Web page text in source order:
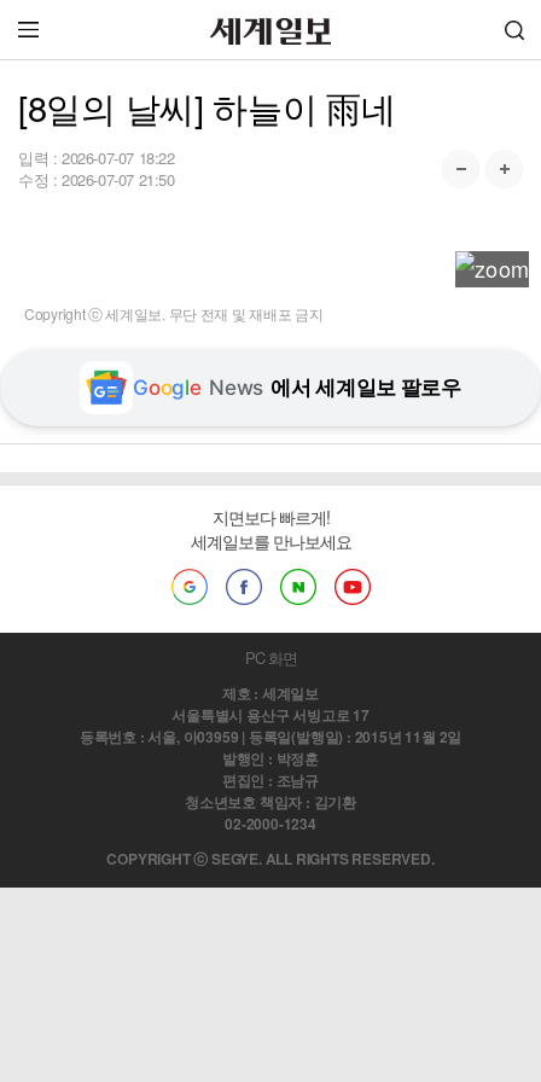
[8일의 날씨] 하늘이 雨네
입력 : 2026-07-07 18:22
수정 : 2026-07-07 21:50
Copyright ⓒ 세계일보. 무단 전재 및 재배포 금지
Google News 에서 세계일보 팔로우
지면보다 빠르게!
세계일보를 만나보세요
PC 화면
제호 : 세계일보
서울특별시 용산구 서빙고로 17
등록번호 : 서울, 아03959 | 등록일(발행일) : 2015년 11월 2일
발행인 : 박정훈
편집인 : 조남규
청소년보호 책임자 : 김기환
02-2000-1234
COPYRIGHT ⓒ SEGYE. ALL RIGHTS RESERVED.